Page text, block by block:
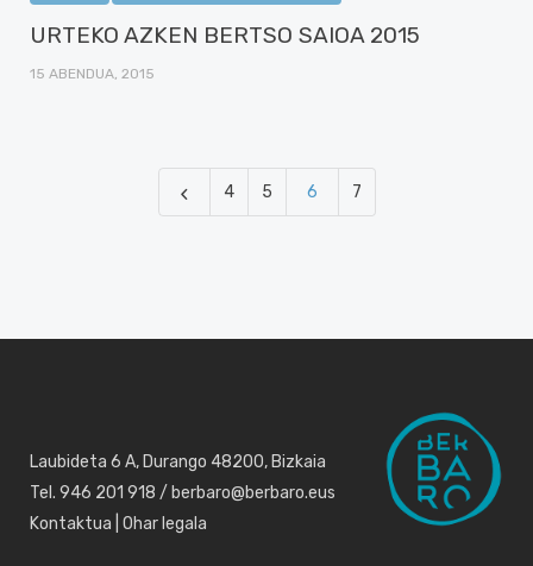
URTEKO AZKEN BERTSO SAIOA 2015
15 ABENDUA, 2015
4 5 6 7
Laubideta 6 A, Durango 48200, Bizkaia
Tel. 946 201 918 / berbaro@berbaro.eus
Kontaktua Ohar legala